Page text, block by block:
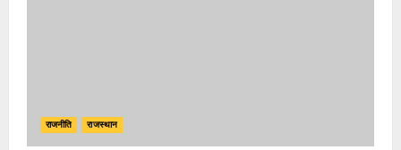
राजनीति राजस्थान